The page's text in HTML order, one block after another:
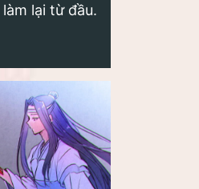
lại từ đầu.